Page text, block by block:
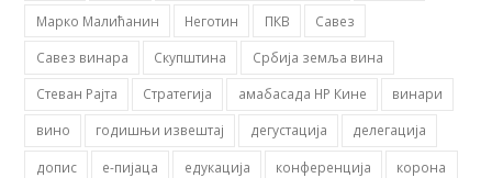
Марко Малићанин
Неготин ПКВ
Савез
Савез винара
Скупштина
Србија земља вина
Стеван Рајта
Стратегија амабасада НР Кине
винари
вино
годишњи извештај дегустација
делегација
допис
е-пијаца едукација конференција
корона